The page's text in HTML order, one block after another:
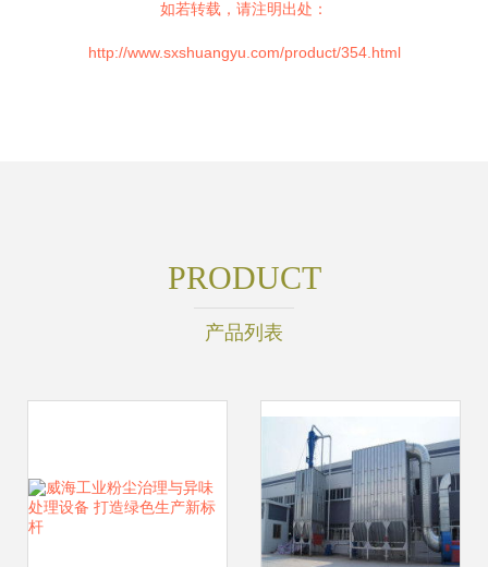
如若转载，请注明出处：
http://www.sxshuangyu.com/product/354.html
PRODUCT
产品列表